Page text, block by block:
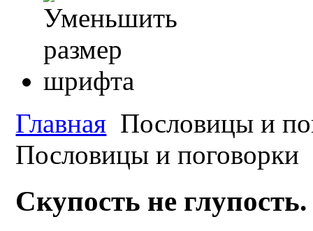
Главная Пословицы и
Пословицы и поговорки
Скупость не глупость.